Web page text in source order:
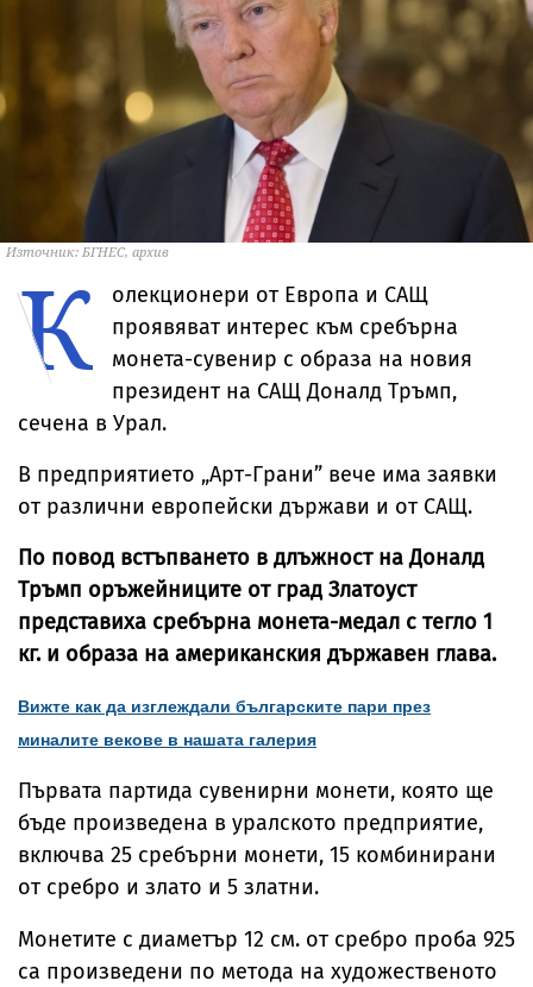
Източник: БГНЕС, архив
К
олекционери от Европа и САЩ
проявяват интерес към сребърна
монета-сувенир с образа на новия
президент на САЩ Доналд Тръмп,
сечена в Урал.
В предприятието „Арт-Грани” вече има заявки
от различни европейски държави и от САЩ.
По повод встъпването в длъжност на Доналд
Тръмп оръжейниците от град Златоуст
представиха сребърна монета-медал с тегло 1
кг. и образа на американския държавен глава.
Вижте как да изглеждали българските пари през
миналите векове в нашата галерия
Първата партида сувенирни монети, която ще
бъде произведена в уралското предприятие,
включва 25 сребърни монети, 15 комбинирани
от сребро и злато и 5 златни.
Монетите с диаметър 12 см. от сребро проба 925
са произведени по метода на художественото